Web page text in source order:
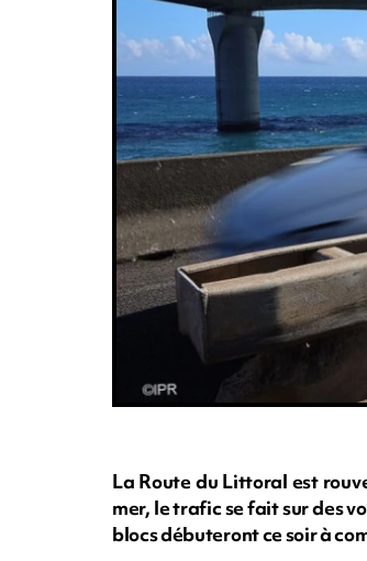
La Route du Littoral est
mer, le trafic se fait sur des
blocs débuteront ce soir à